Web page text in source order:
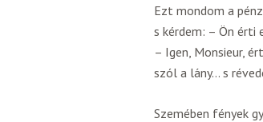
Ezt mondom a
s kérdem: – Ön érti
– Igen, Monsieur,
szól a lány… s
Szemében fények